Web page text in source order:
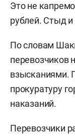
Это не
рублей. Стыд
По словам
перевозчиков
взысканиями.
прокуратуру
наказаний.
Перевозчики